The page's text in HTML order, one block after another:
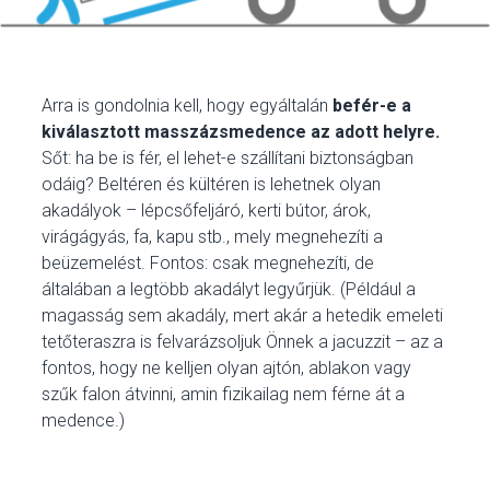
Arra is gondolnia kell, hogy egyáltalán befér-e a
kiválasztott masszázsmedence az adott helyre.
Sőt: ha be is fér, el lehet-e szállítani biztonságban
odáig? Beltéren és kültéren is lehetnek olyan
akadályok – lépcsőfeljáró, kerti bútor, árok,
virágágyás, fa, kapu stb., mely megnehezíti a
beüzemelést. Fontos: csak megnehezíti, de
általában a legtöbb akadályt legyűrjük. (Például a
magasság sem akadály, mert akár a hetedik emeleti
tetőteraszra is felvarázsoljuk Önnek a jacuzzit – az a
fontos, hogy ne kelljen olyan ajtón, ablakon vagy
szűk falon átvinni, amin fizikailag nem férne át a
medence.)